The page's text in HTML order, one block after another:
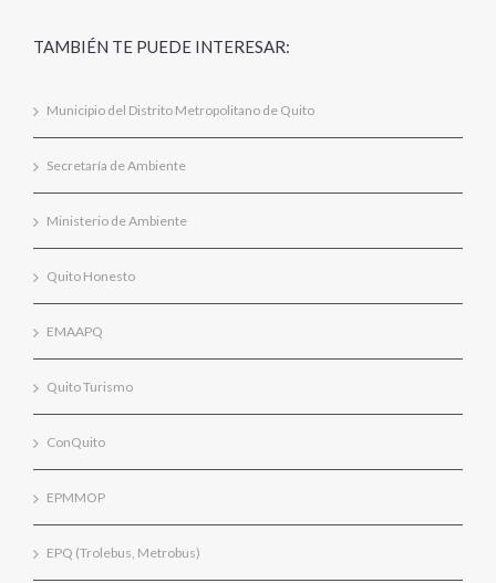
TAMBIÉN TE PUEDE INTERESAR:
Municipio del Distrito Metropolitano de Quito
Secretaría de Ambiente
Ministerio de Ambiente
Quito Honesto
EMAAPQ
Quito Turismo
ConQuito
EPMMOP
EPQ (Trolebus, Metrobus)